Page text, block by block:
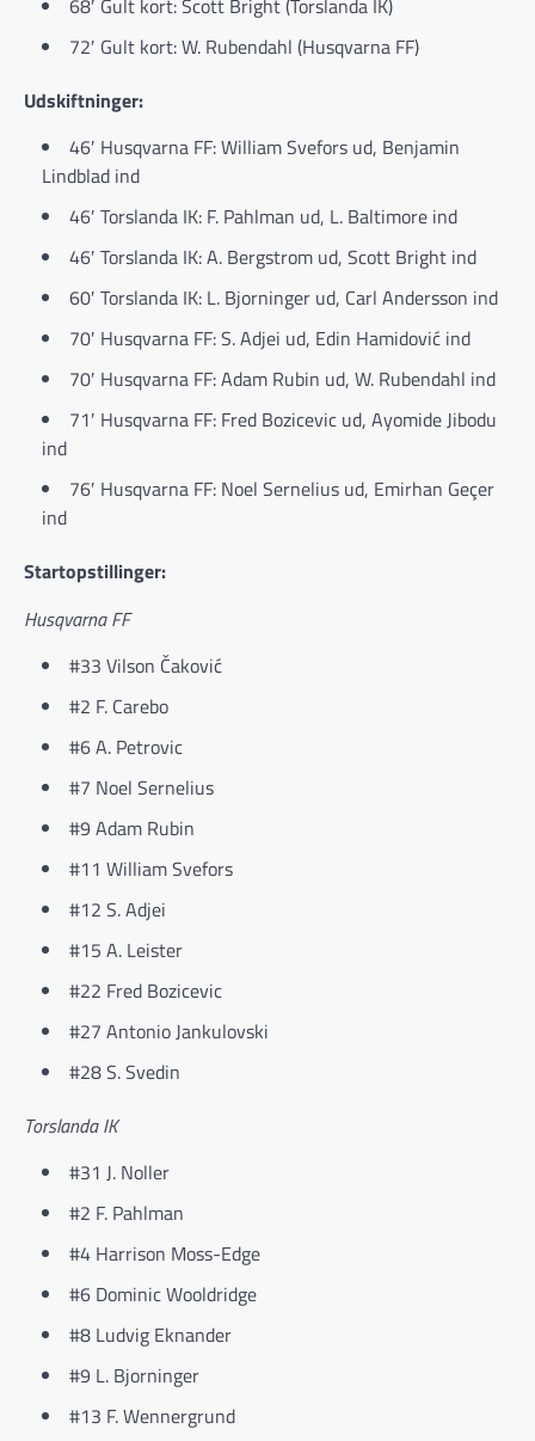
68′ Gult kort: Scott Bright (Torslanda IK)
72′ Gult kort: W. Rubendahl (Husqvarna FF)
Udskiftninger:
46′ Husqvarna FF: William Svefors ud, Benjamin
Lindblad ind
46′ Torslanda IK: F. Pahlman ud, L. Baltimore ind
46′ Torslanda IK: A. Bergstrom ud, Scott Bright ind
60′ Torslanda IK: L. Bjorninger ud, Carl Andersson ind
70′ Husqvarna FF: S. Adjei ud, Edin Hamidović ind
70′ Husqvarna FF: Adam Rubin ud, W. Rubendahl ind
71′ Husqvarna FF: Fred Bozicevic ud, Ayomide Jibodu
ind
76′ Husqvarna FF: Noel Sernelius ud, Emirhan Geçer
ind
Startopstillinger:
Husqvarna FF
#33 Vilson Čaković
#2 F. Carebo
#6 A. Petrovic
#7 Noel Sernelius
#9 Adam Rubin
#11 William Svefors
#12 S. Adjei
#15 A. Leister
#22 Fred Bozicevic
#27 Antonio Jankulovski
#28 S. Svedin
Torslanda IK
#31 J. Noller
#2 F. Pahlman
#4 Harrison Moss-Edge
#6 Dominic Wooldridge
#8 Ludvig Eknander
#9 L. Bjorninger
#13 F. Wennergrund